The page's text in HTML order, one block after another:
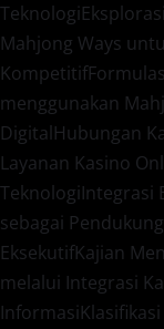
Teknologi
Mahjong Ways
Kompetitif
menggunakan
DigitalHubungan
Layanan Kasino
TeknologiIntegrasi
sebagai
EksekutifKajian
melalui Integrasi
Informasi